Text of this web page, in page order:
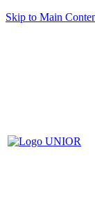
Skip to Main